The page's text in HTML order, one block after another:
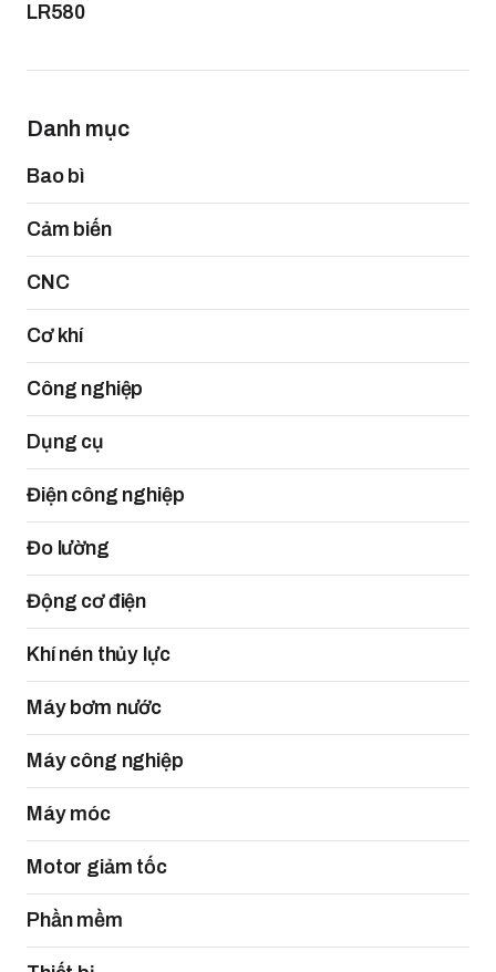
LR580
Danh mục
Bao bì
Cảm biến
CNC
Cơ khí
Công nghiệp
Dụng cụ
Điện công nghiệp
Đo lường
Động cơ điện
Khí nén thủy lực
Máy bơm nước
Máy công nghiệp
Máy móc
Motor giảm tốc
Phần mềm